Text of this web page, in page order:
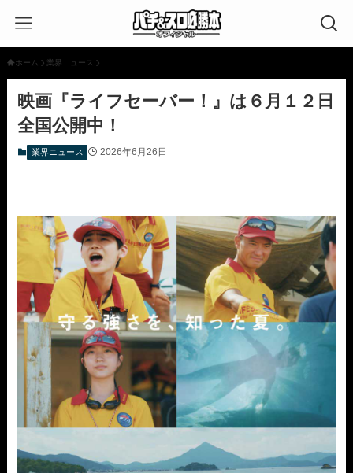
ホーム 業界ニュース
映画『ライフセーバー！』は６月１２日
全国公開中！
業界ニュース 2026年6月26日